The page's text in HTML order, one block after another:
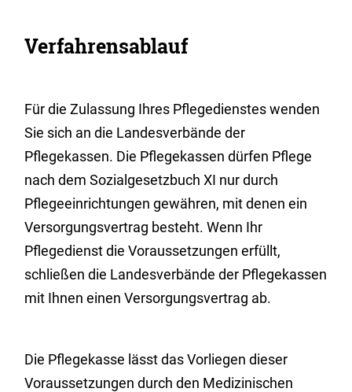
Verfahrensablauf
Für die Zulassung Ihres Pflegedienstes wenden
Sie sich an die Landesverbände der
Pflegekassen. Die Pflegekassen dürfen Pflege
nach dem Sozialgesetzbuch XI nur durch
Pflegeeinrichtungen gewähren, mit denen ein
Versorgungsvertrag besteht.Wenn Ihr
Pflegedienst die Voraussetzungen erfüllt,
schließen die Landesverbände der Pflegekassen
mit Ihnen einen Versorgungsvertrag ab.
Die Pflegekasse lässt das Vorliegen dieser
Voraussetzungen durch den Medizinischen